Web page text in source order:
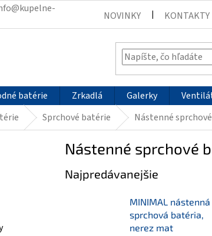
NOVINKY KONTAKTY
batérie Zrkadlá Galerky
Sprchové batérie Nástenné
Nástenné sprchové
Najpredávanejšie
MINIMAL nástenná
sprchová batéria,
nerez mat